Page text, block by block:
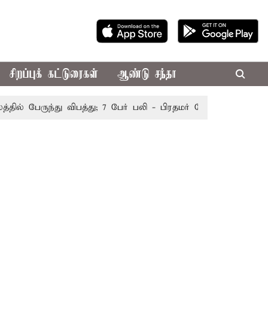
சிறப்புக் கட்டுரைகள் ஆண்டு சந்தா
விபத்து; 7 பேர் பலி - பிரதமர் மோடி இரங்கல்